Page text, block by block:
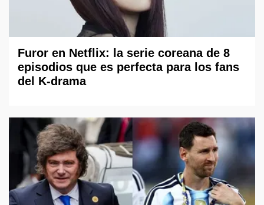
Furor en Netflix: la serie coreana de 8
episodios que es perfecta para los fans
del K-drama